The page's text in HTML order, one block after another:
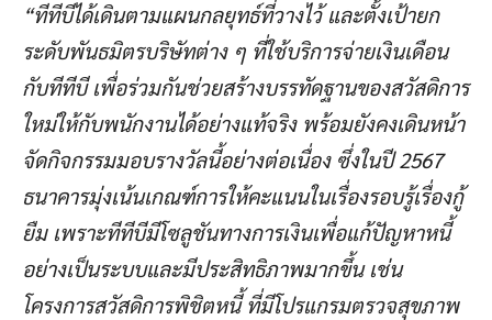
“ทีทีบีได้เดินตามแผนกลยุทธ์ที่วางไว้ และตั้งเป้ายก
ระดับพันธมิตรบริษัทต่าง ๆ ที่ใช้บริการจ่ายเงินเดือน
กับทีทีบี เพื่อร่วมกันช่วยสร้างบรรทัดฐานของสวัสดิการ
ใหม่ให้กับพนักงานได้อย่างแท้จริง พร้อมยังคงเดินหน้า
จัดกิจกรรมมอบรางวัลนี้อย่างต่อเนื่อง ซึ่งในปี 2567
ธนาคารมุ่งเน้นเกณฑ์การให้คะแนนในเรื่องรอบรู้เรื่องกู้
ยืม เพราะทีทีบีมีโซลูชันทางการเงินเพื่อแก้ปัญหาหนี้
อย่างเป็นระบบและมีประสิทธิภาพมากขึ้น เช่น
โครงการสวัสดิการพิชิตหนี้ ที่มีโปรแกรมตรวจสุขภาพ